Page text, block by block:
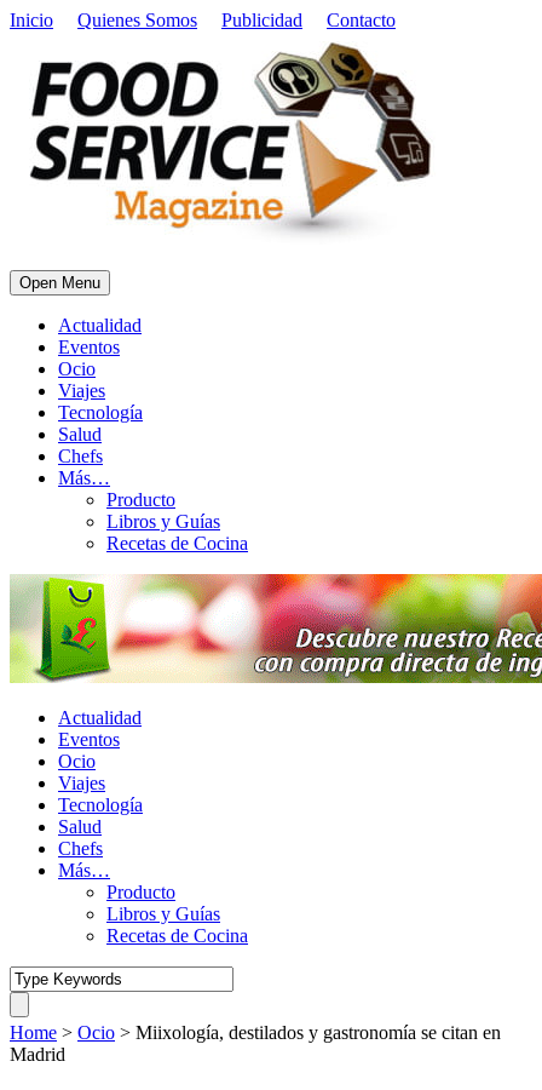
Inicio Quienes Somos Publicidad Contacto
Open Menu
Actualidad
Eventos
Ocio
Viajes
Tecnología
Salud
Chefs
Más…
Producto
Libros y Guías
Recetas de Cocina
Actualidad
Eventos
Ocio
Viajes
Tecnología
Salud
Chefs
Más…
Producto
Libros y Guías
Recetas de Cocina
Home > Ocio > Miixología, destilados y gastronomía se citan en
Madrid